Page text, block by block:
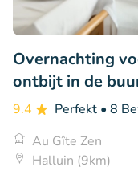
Overnachting
ontbijt in de
9.4 Perfekt • 8
Au Gîte Zen
Halluin (9km)